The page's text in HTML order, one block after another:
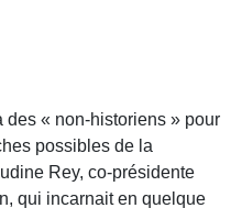
des « non-historiens » pour
possibles de la
Rey, co-présidente
qui incarnait en quelque